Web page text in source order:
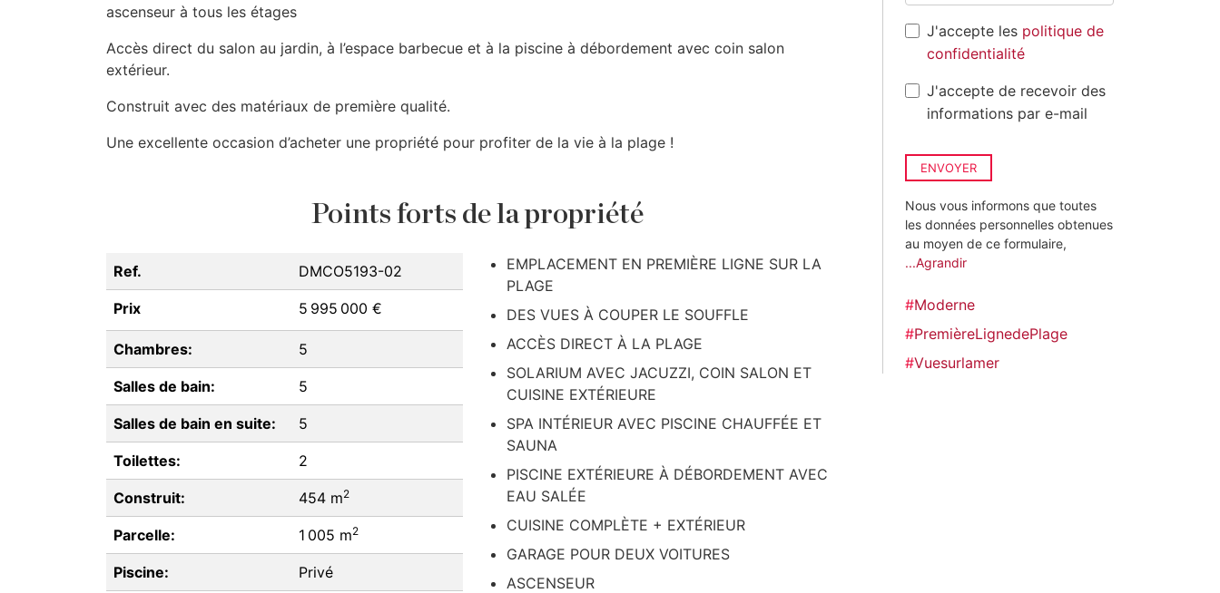
ascenseur à tous les étages
Accès direct du salon au jardin, à l’espace barbecue et à la piscine à débordement avec coin salon
extérieur.
Construit avec des matériaux de première qualité.
Une excellente occasion d’acheter une propriété pour profiter de la vie à la plage !
Points forts de la propriété
Ref. DMCO5193-02
Prix 5 995 000 €
Chambres: 5
Salles de bain: 5
Salles de bain en suite: 5
Toilettes: 2
Construit: 454 m2
Parcelle: 1 005 m2
Piscine: Privé
EMPLACEMENT EN PREMIÈRE LIGNE SUR LA
PLAGE
DES VUES À COUPER LE SOUFFLE
ACCÈS DIRECT À LA PLAGE
SOLARIUM AVEC JACUZZI, COIN SALON ET
CUISINE EXTÉRIEURE
SPA INTÉRIEUR AVEC PISCINE CHAUFFÉE ET
SAUNA
PISCINE EXTÉRIEURE À DÉBORDEMENT AVEC
EAU SALÉE
CUISINE COMPLÈTE + EXTÉRIEUR
GARAGE POUR DEUX VOITURES
ASCENSEUR
J'accepte les politique de
confidentialité
J'accepte de recevoir des
informations par e-mail
ENVOYER
Nous vous informons que toutes
les données personnelles obtenues
au moyen de ce formulaire,
...Agrandir
#Moderne
#PremièreLignedePlage
#Vuesurlamer